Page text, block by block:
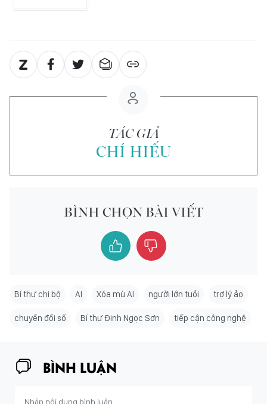
TÁC GIẢ
CHÍ HIẾU
BÌNH CHỌN BÀI VIẾT
Bí thư chi bộ AI Xóa mù AI người lớn tuổi trợ lý ảo
chuyển đổi số Bí thư Đinh Ngọc Sơn tiếp cận công nghệ
BÌNH LUẬN